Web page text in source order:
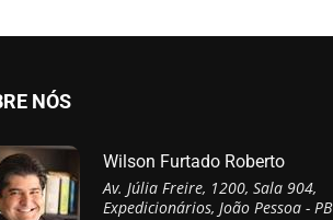
NÓS
Wilson Furtado Roberto
Av. Júlia Freire, 1200, Sala 904,
Expedicionários, João Pessoa - PB